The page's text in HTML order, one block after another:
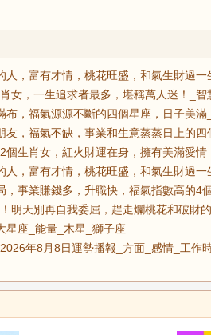
人，富有才情，桃花旺盛，和氣生財過
女，一生追求者最多，堪稱萬人迷！_
布，福氣源源不斷的四個星座，日子美
友，福氣不缺，事業和生意蒸蒸日上的
個生肖女，紅火財運在身，擁有美滿愛
人，富有才情，桃花旺盛，和氣生財過
，事業賺錢多，升職快，福氣指數高的4
明天別再自我委屈，趕走爛桃花和破財
星座_能量_木星_獅子座
2026年8月8日運勢播報_方面_感情_工作